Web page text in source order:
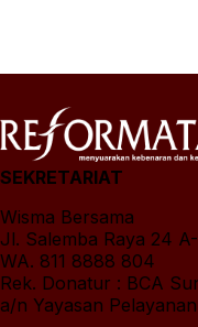
SEKRETARIAT
Wisma Bersama
Jl. Salemba Raya 24
WA. 811 8888 804
Rek. Donatur : BCA
a/n Yayasan